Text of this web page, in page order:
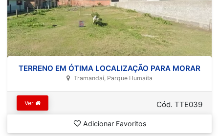
TERRENO EM ÓTIMA LOCALIZAÇÃO PARA MORAR
Tramandaí, Parque Humaita
Ver Cód. TTE039
Adicionar Favoritos